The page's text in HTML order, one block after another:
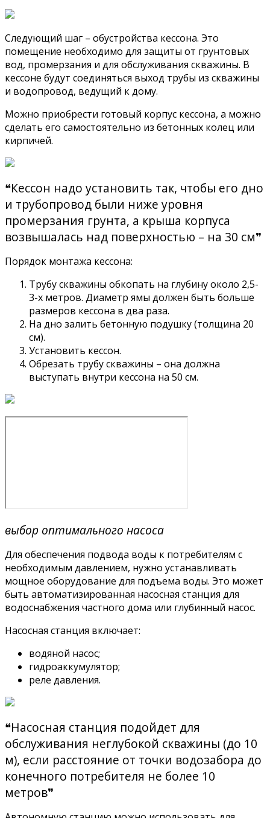
Следующий шаг – обустройства кессона. Это
помещение необходимо для защиты от грунтовых
вод, промерзания и для обслуживания скважины. В
кессоне будут соединяться выход трубы из скважины
и водопровод, ведущий к дому.
Можно приобрести готовый корпус кессона, а можно
сделать его самостоятельно из бетонных колец или
кирпичей.
❝Кессон надо установить так, чтобы его дно
и трубопровод были ниже уровня
промерзания грунта, а крыша корпуса
возвышалась над поверхностью – на 30 см❞
Порядок монтажа кессона:
Трубу скважины обкопать на глубину около 2,5-
3-х метров. Диаметр ямы должен быть больше
размеров кессона в два раза.
На дно залить бетонную подушку (толщина 20
см).
Установить кессон.
Обрезать трубу скважины – она должна
выступать внутри кессона на 50 см.
выбор оптимального насоса
Для обеспечения подвода воды к потребителям с
необходимым давлением, нужно устанавливать
мощное оборудование для подъема воды. Это может
быть автоматизированная насосная станция для
водоснабжения частного дома или глубинный насос.
Насосная станция включает:
водяной насос;
гидроаккумулятор;
реле давления.
❝Насосная станция подойдет для
обслуживания неглубокой скважины (до 10
м), если расстояние от точки водозабора до
конечного потребителя не более 10
метров❞